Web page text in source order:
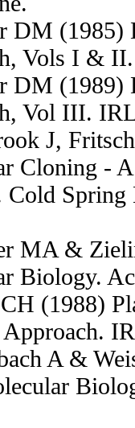
DM (1985)
Vols I &
DM (1989)
Vol III.
J,
Cloning -
Spring
MA &
Biology.
(1988)
A &